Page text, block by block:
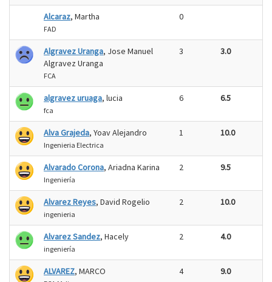
Alcaraz, Martha
FAD
0
Algravez Uranga, Jose Manuel
Algravez Uranga
FCA
3 3.0
algravez uruaga, lucia
fca
6 6.5
Alva Grajeda, Yoav Alejandro
Ingenieria Electrica
1 10.0
Alvarado Corona, Ariadna Karina
Ingeniería
2 9.5
Alvarez Reyes, David Rogelio
ingenieria
2 10.0
Alvarez Sandez, Hacely
ingeniería
2 4.0
ALVAREZ, MARCO 4 9.0